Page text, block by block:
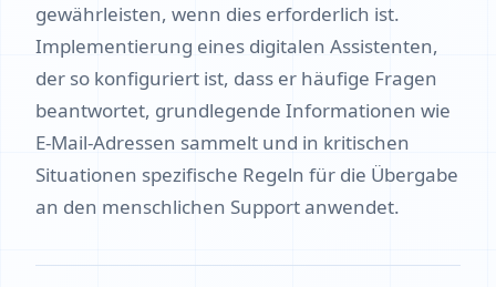
gewährleisten, wenn dies erforderlich ist.
Implementierung eines digitalen Assistenten,
der so konfiguriert ist, dass er häufige Fragen
beantwortet, grundlegende Informationen wie
E-Mail-Adressen sammelt und in kritischen
Situationen spezifische Regeln für die Übergabe
an den menschlichen Support anwendet.